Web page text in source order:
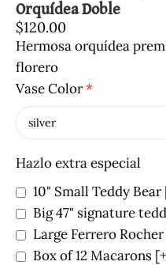
Orquídea Doble
$120.00
Hermosa orquídea
florero
Vase Color*
Hazlo extra especial
10" Small Teddy Bear
Big 47" signature
Large Ferrero
Box of 12 Macarons